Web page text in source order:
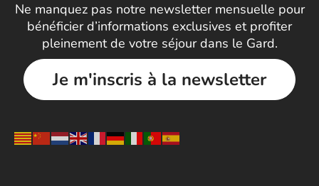
Ne manquez pas notre newsletter mensuelle pour
bénéficier d’informations exclusives et profiter
pleinement de votre séjour dans le Gard.
Je m'inscris à la newsletter